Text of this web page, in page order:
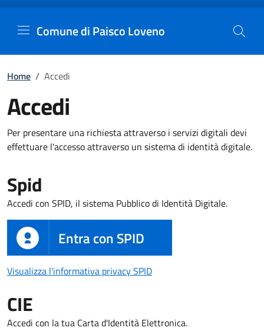
Vai al contenuto principale
Comune di Paisco Loveno
Comune di Paisco Loveno
Home / Accedi
Accedi
Per presentare una richiesta attraverso i servizi digitali devi
effettuare l'accesso attraverso un sistema di identità digitale.
Spid
Accedi con SPID, il sistema Pubblico di Identità Digitale.
Entra con SPID
Visualizza l'informativa privacy SPIDVisualizza l'informativa
CIE
Accedi con la tua Carta d'Identità Elettronica.